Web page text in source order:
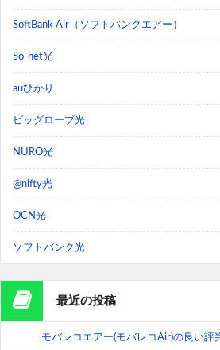
SoftBank Air（ソフトバンクエアー）
So-net光
auひかり
ビッグローブ光
NURO光
@nifty光
OCN光
ソフトバンク光
最近の投稿
モバレコエアー(モバレコAir)の良い評